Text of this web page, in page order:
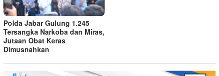
Polda Jabar Gulung 1.245
Tersangka Narkoba dan Miras,
Jutaan Obat Keras
Dimusnahkan